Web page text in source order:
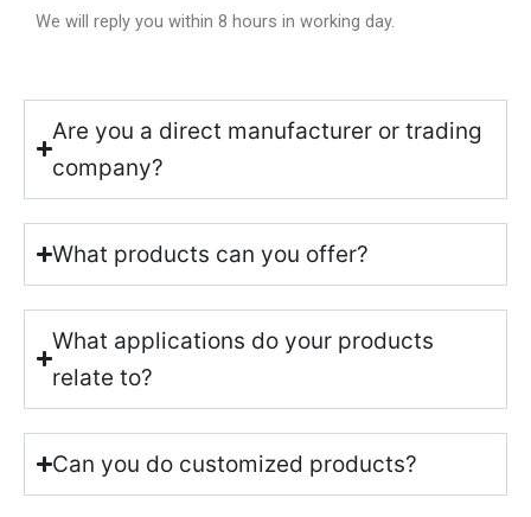
We will reply you within 8 hours in working day.
Are you a direct manufacturer or trading
company?
What products can you offer?
What applications do your products
relate to?
Can you do customized products?